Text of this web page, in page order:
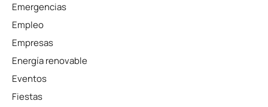
Emergencias
Empleo
Empresas
Energía renovable
Eventos
Fiestas